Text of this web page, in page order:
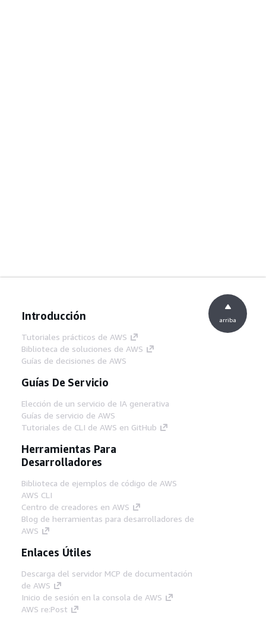
Introducción
Tutoriales prácticos de AWS
Biblioteca de soluciones de AWS
Guías de decisiones de AWS
Guías De Servicio
Elección de un servicio de IA generativa
Guías de servicio de AWS
Tutoriales de CLI de AWS en GitHub
Herramientas Para
Desarrolladores
Biblioteca de ejemplos de código de AWS
AWS CLI
Centro de creadores en AWS
Blog de herramientas para desarrolladores de
AWS
Enlaces Útiles
Descarga del servidor MCP de documentación
de AWS
Inicio de sesión en la consola de AWS
AWS re:Post
arriba